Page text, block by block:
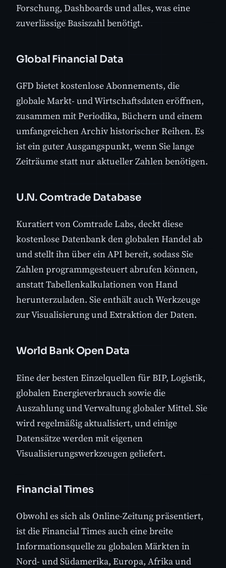
Forschung, Dashboards und alles, was eine
zuverlässige Basiszahl benötigt.
Global Financial Data
GFD bietet kostenlose Abonnements, die
globale Markt- und Wirtschaftsdaten eröffnen,
zusammen mit Periodika, Büchern und einem
umfangreichen Archiv historischer Reihen. Es
ist ein guter Ausgangspunkt, wenn Sie lange
Zeiträume statt nur aktueller Zahlen benötigen.
U.N. Comtrade Database
Kuratiert von Comtrade Labs, deckt diese
kostenlose Datenbank den globalen Handel ab
und stellt ihn über ein API bereit, sodass Sie
Zahlen programmgesteuert abrufen können,
anstatt Tabellenkalkulationen von Hand
herunterzuladen. Sie enthält auch Werkzeuge
zur Visualisierung und Extraktion der Daten.
World Bank Open Data
Eine der besten Einzelquellen für BIP, Logistik,
globalen Energieverbrauch sowie die
Auszahlung und Verwaltung globaler Mittel. Sie
wird regelmäßig aktualisiert, und einige
Datensätze werden mit eigenen
Visualisierungswerkzeugen geliefert.
Financial Times
Obwohl es sich als Online-Zeitung präsentiert,
ist die Financial Times auch eine breite
Informationsquelle zu globalen Märkten in
Nord- und Südamerika, Europa, Afrika und